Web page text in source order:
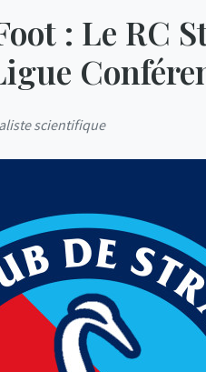
: Le RC
scientifique